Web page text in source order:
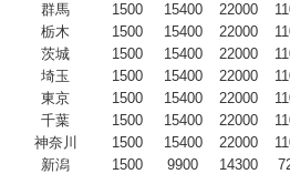
群馬
1500 15400 22000
栃木
1500 15400 22000
茨城
1500 15400 22000
埼玉
1500 15400 22000
東京
1500 15400 22000
千葉
1500 15400 22000
神奈川
1500 15400 22000
新潟
1500 9900 14300